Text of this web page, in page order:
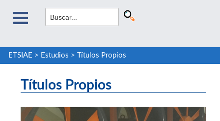
ETSIAE > Estudios > Títulos Propios
Títulos Propios